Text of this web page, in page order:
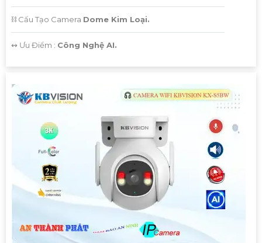
⛓ Cấu Tạo Camera Dome Kim Loại.
️↭ Ưu Điểm : Công Nghệ AI.